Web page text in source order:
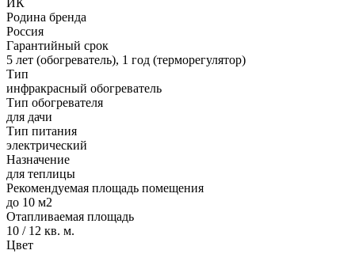
ИК
Родина бренда
Россия
Гарантийный срок
5 лет (обогреватель), 1 год (терморегулятор)
Тип
инфракрасный обогреватель
Тип обогревателя
для дачи
Тип питания
электрический
Назначение
для теплицы
Рекомендуемая площадь помещения
до 10 м2
Отапливаемая площадь
10 / 12 кв. м.
Цвет